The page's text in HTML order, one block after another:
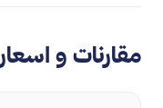
مقارنات و اسعار